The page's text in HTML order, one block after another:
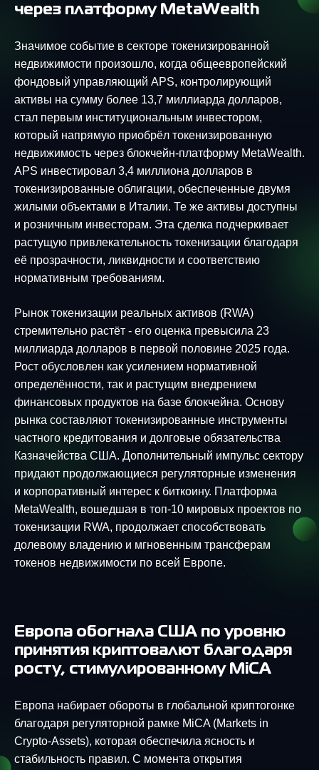
через платформу MetaWealth
Значимое событие в секторе токенизированной
недвижимости произошло, когда общеевропейский
фондовый управляющий APS, контролирующий
активы на сумму более 13,7 миллиарда долларов,
стал первым институциональным инвестором,
который напрямую приобрёл токенизированную
недвижимость через блокчейн-платформу MetaWealth.
APS инвестировал 3,4 миллиона долларов в
токенизированные облигации, обеспеченные двумя
жилыми объектами в Италии. Те же активы доступны
и розничным инвесторам. Эта сделка подчеркивает
растущую привлекательность токенизации благодаря
её прозрачности, ликвидности и соответствию
нормативным требованиям.
Рынок токенизации реальных активов (RWA)
стремительно растёт - его оценка превысила 23
миллиарда долларов в первой половине 2025 года.
Рост обусловлен как усилением нормативной
определённости, так и растущим внедрением
финансовых продуктов на базе блокчейна. Основу
рынка составляют токенизированные инструменты
частного кредитования и долговые обязательства
Казначейства США. Дополнительный импульс сектору
придают продолжающиеся регуляторные изменения
и корпоративный интерес к биткоину. Платформа
MetaWealth, вошедшая в топ-10 мировых проектов по
токенизации RWA, продолжает способствовать
долевому владению и мгновенным трансферам
токенов недвижимости по всей Европе.
Европа обогнала США по уровню
принятия криптовалют благодаря
росту, стимулированному MiCA
Европа набирает обороты в глобальной криптогонке
благодаря регуляторной рамке MiCA (Markets in
Crypto-Assets), которая обеспечила ясность и
стабильность правил. С момента открытия